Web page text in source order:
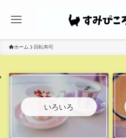
ホーム 回転寿司
いろいろ